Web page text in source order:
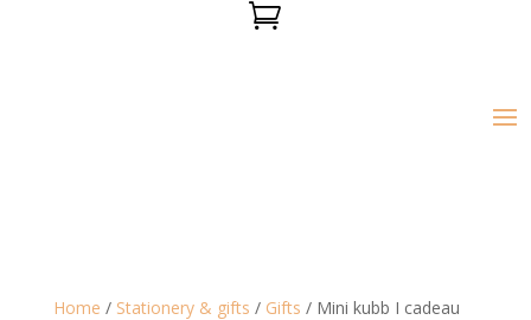

Home / Stationery & gifts / Gifts / Mini kubb I cadeau